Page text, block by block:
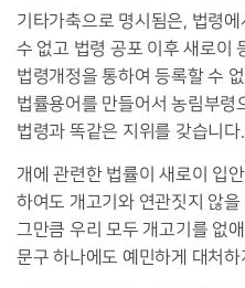
기타가축으로 명시됨은, 법령
수 없고 법령 공포 이후 새로이
법령개정을 통하여 등록할
법률용어를 만들어서 농림부
법령과 똑같은 지위를 갖습니다.
개에 관련한 법률이 새로이 입
하여도 개고기와 연관짓지 않
그만큼 우리 모두 개고기를 없
문구 하나에도 예민하게 대처